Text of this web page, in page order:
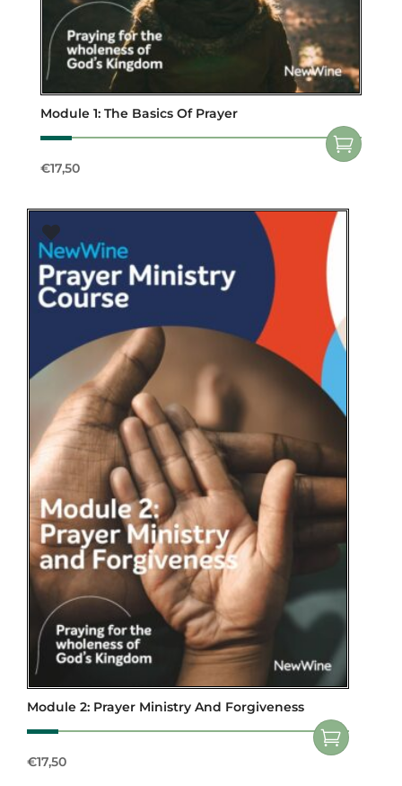
Module 1: The Basics Of Prayer
€17,50
Module 2: Prayer Ministry And Forgiveness
€17,50